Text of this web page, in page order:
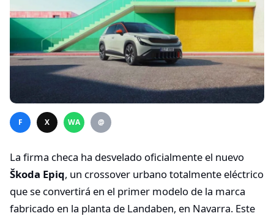
F X WA @
La firma checa ha desvelado oficialmente el nuevo
Škoda Epiq, un crossover urbano totalmente eléctrico
que se convertirá en el primer modelo de la marca
fabricado en la planta de Landaben, en Navarra. Este